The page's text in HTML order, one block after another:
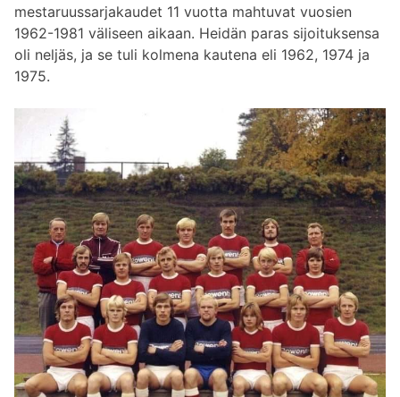
mestaruussarjakaudet 11 vuotta mahtuvat vuosien
1962-1981 väliseen aikaan. Heidän paras sijoituksensa
oli neljäs, ja se tuli kolmena kautena eli 1962, 1974 ja
1975.